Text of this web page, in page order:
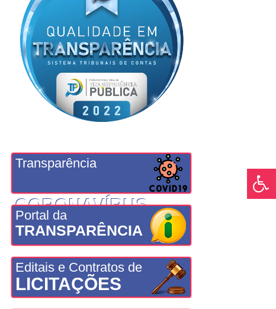
Transparência
CORONAVÍRUS
Portal da
TRANSPARÊNCIA
Editais e Contratos de
LICITAÇÕES